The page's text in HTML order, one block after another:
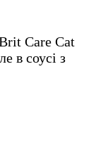
іграшки,
Доставка по
Care Cat
в соусі з